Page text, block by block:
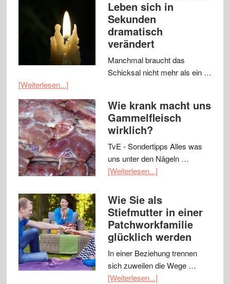
Leben sich in
Sekunden
dramatisch
verändert
Manchmal braucht das
Schicksal nicht mehr als ein …
[Weiterlesen...]
Wie krank macht uns
Gammelfleisch
wirklich?
TvE - Sondertipps Alles was
uns unter den Nägeln …
[Weiterlesen...]
Wie Sie als
Stiefmutter in einer
Patchworkfamilie
glücklich werden
In einer Beziehung trennen
sich zuweilen die Wege …
[Weiterlesen...]